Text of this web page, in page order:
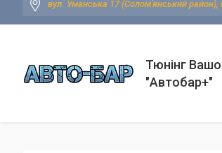
вул. Уманська 17 (Солом'янський район),
Тюнінг
"Автобар+"